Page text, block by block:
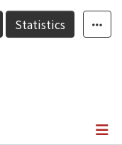
Statistics